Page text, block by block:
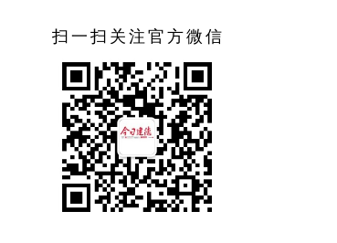
扫一扫关注官方微信